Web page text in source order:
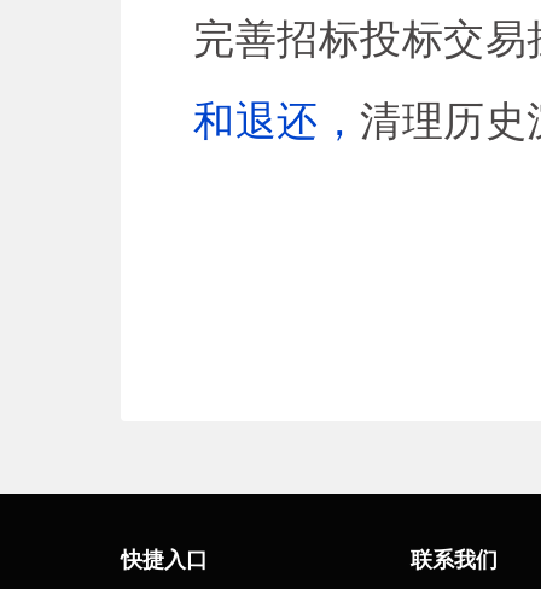
完善招标投标交易
和退还， 清理历史
快捷入口 联系我们